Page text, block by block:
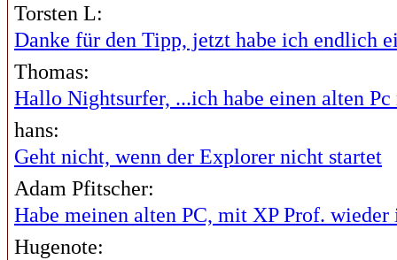
Torsten L:
Danke für den Tipp, jetzt habe ich endlich
Thomas:
Hallo Nightsurfer, ...ich habe einen alten Pc
hans:
Geht nicht, wenn der Explorer nicht startet
Adam Pfitscher:
Habe meinen alten PC, mit XP Prof. wieder
Hugenote: